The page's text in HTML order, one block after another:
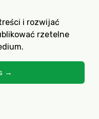
i rozwijać
rzetelne
→